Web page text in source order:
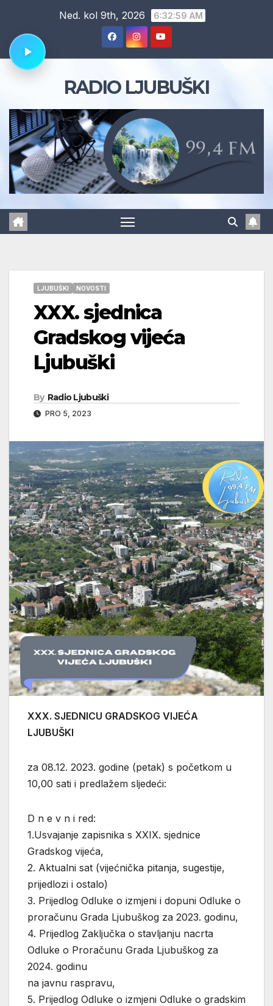
content
Ned. kol 9th, 2026 6:33:00 AM
RADIO LJUBUŠKI
LJUBUŠKI NOVOSTI
XXX. sjednica
Gradskog vijeća
Ljubuški
By Radio Ljubuški
PRO 5, 2023
XXX. SJEDNICU GRADSKOG VIJEĆA
LJUBUŠKI
za 08.12. 2023. godine (petak) s početkom u
10,00 sati i predlažem sljedeći:
D n e v n i red:
1.Usvajanje zapisnika s XXIX. sjednice
Gradskog vijeća,
2. Aktualni sat (vijećnička pitanja, sugestije,
prijedlozi i ostalo)
3. Prijedlog Odluke o izmjeni i dopuni Odluke o
proračunu Grada Ljubuškog za 2023. godinu,
4. Prijedlog Zaključka o stavljanju nacrta
Odluke o Proračunu Grada Ljubuškog za
2024. godinu
na javnu raspravu,
5. Prijedlog Odluke o izmjeni Odluke o gradskim